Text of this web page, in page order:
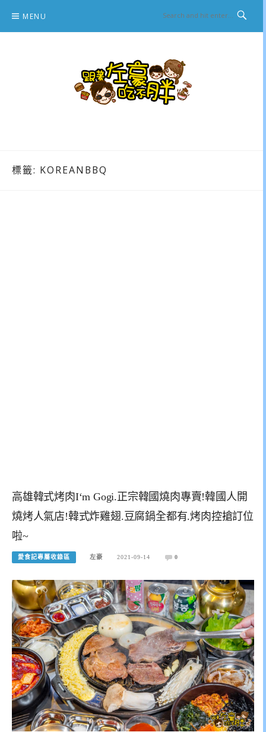
content
MENU
標籤: KOREANBBQ
高雄韓式烤肉I‘m Gogi.正宗韓國燒肉專賣!韓國人開
燒烤人氣店!韓式炸雞翅.豆腐鍋全都有.烤肉控搶訂位
啦~
愛食記專屬收錄區 左豪 2021-09-14 0